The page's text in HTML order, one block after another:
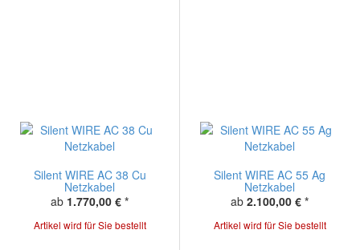
Silent WIRE AC 38 Cu
Netzkabel
ab 1.770,00 € *
Artikel wird für Sie bestellt
Silent WIRE AC 55 Ag
Netzkabel
ab 2.100,00 € *
Artikel wird für Sie bestellt